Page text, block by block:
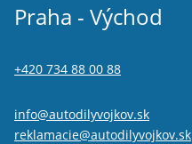
Praha - Východ
+420 734 88 00 88
info@autodilyvojkov.sk
reklamacie@autodilyvojkov.sk